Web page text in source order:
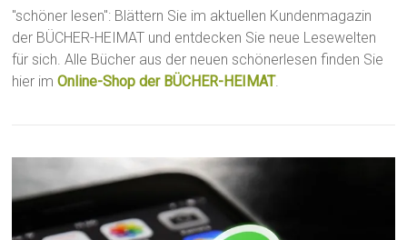
"schöner lesen": Blättern Sie im aktuellen Kundenmagazin
der BÜCHER-HEIMAT und entdecken Sie neue Lesewelten
für sich. Alle Bücher aus der neuen schönerlesen finden Sie
hier imOnline-Shop der BÜCHER-HEIMAT.